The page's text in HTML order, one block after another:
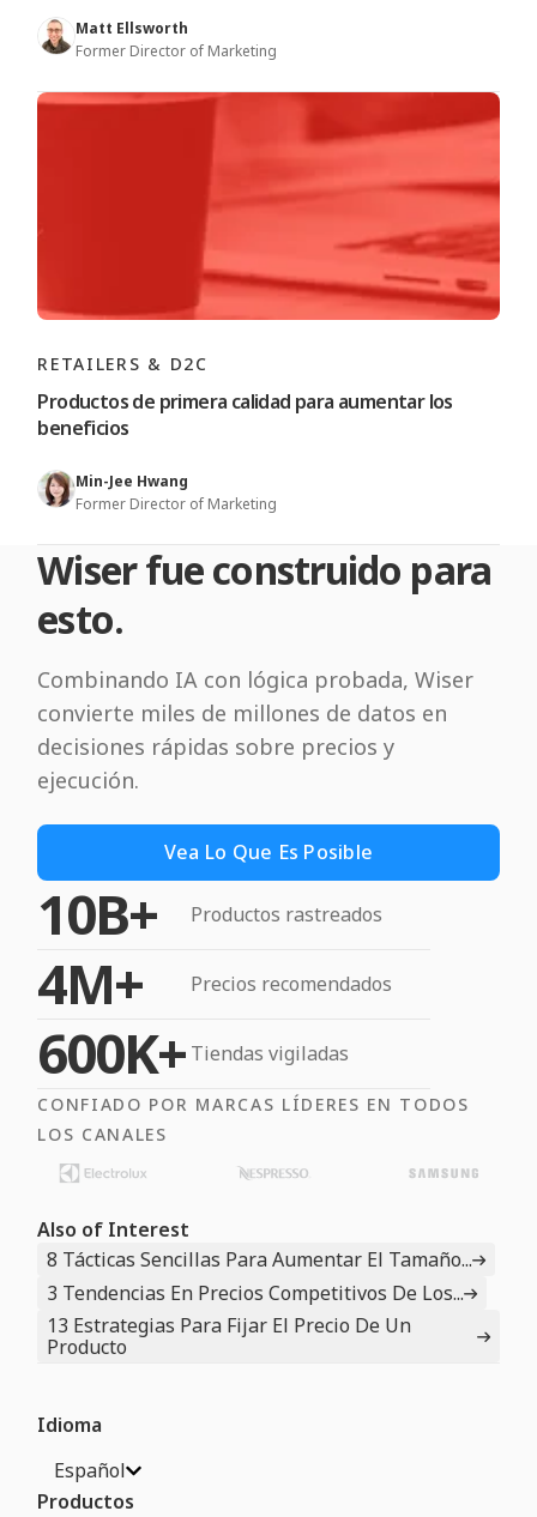
Matt Ellsworth
Former Director of Marketing
RETAILERS & D2C
Productos de primera calidad para aumentar los
beneficios
Min-Jee Hwang
Former Director of Marketing
Wiser fue construido para
esto.
Combinando IA con lógica probada, Wiser
convierte miles de millones de datos en
decisiones rápidas sobre precios y
ejecución.
Vea Lo Que Es Posible
10B+ Productos rastreados
4M+ Precios recomendados
600K+ Tiendas vigiladas
CONFIADO POR MARCAS LÍDERES EN TODOS
LOS CANALES
Also of Interest
8 Tácticas Sencillas Para Aumentar El Tamaño...
3 Tendencias En Precios Competitivos De Los...
13 Estrategias Para Fijar El Precio De Un
Producto
Idioma
Español
Productos